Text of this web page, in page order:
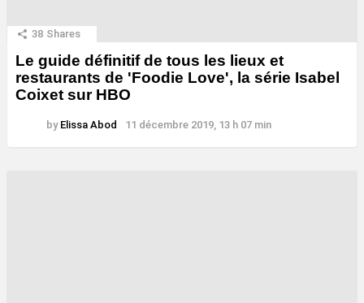
38 Shares
Le guide définitif de tous les lieux et
restaurants de 'Foodie Love', la série Isabel
Coixet sur HBO
by Elissa Abod 11 décembre 2019, 13 h 07 min